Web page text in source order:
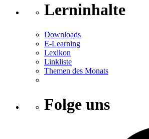
Lerninhalte
Downloads
E-Learning
Lexikon
Linkliste
Themen des Monats
Folge uns